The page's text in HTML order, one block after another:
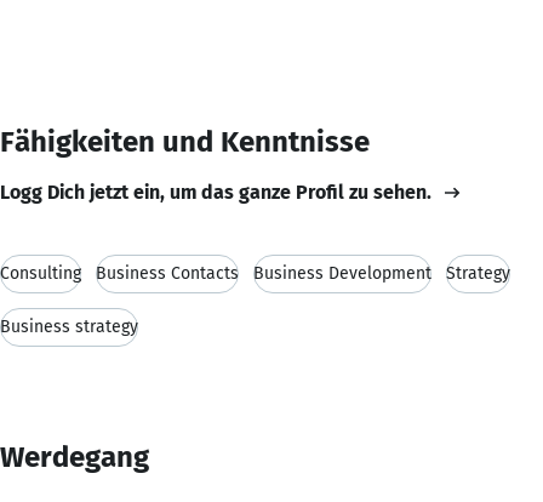
Fähigkeiten und Kenntnisse
Logg Dich jetzt ein, um das ganze Profil zu sehen.
Consulting Business Contacts Business Development Strategy
Business strategy
Werdegang